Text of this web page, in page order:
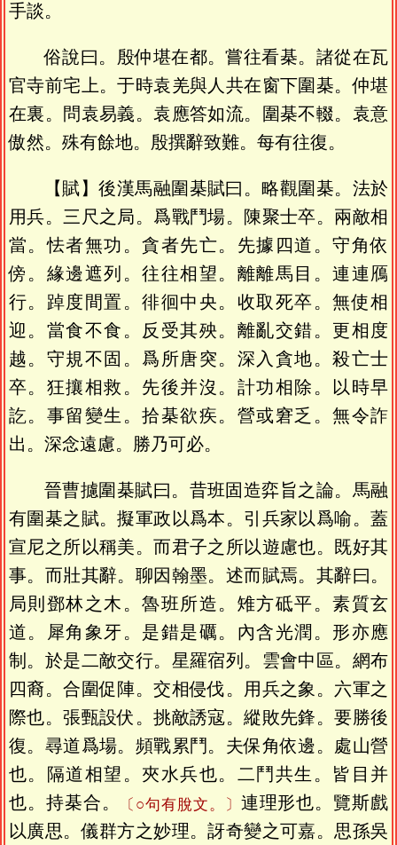
手談。
俗說曰。殷仲堪在都。嘗往看棊。諸從在瓦
官寺前宅上。于時袁羌與人共在窗下圍棊。仲堪
在裏。問袁易義。袁應答如流。圍棊不輟。袁意
傲然。殊有餘地。殷撰辭致難。每有往復。
【賦】後漢馬融圍棊賦曰。略觀圍棊。法於
用兵。三尺之局。爲戰鬥場。陳聚士卒。兩敵相
當。怯者無功。貪者先亡。先據四道。守角依
傍。緣邊遮列。往往相望。離離馬目。連連鴈
行。踔度間置。徘徊中央。收取死卒。無使相
迎。當食不食。反受其殃。離亂交錯。更相度
越。守規不固。爲所唐突。深入貪地。殺亡士
卒。狂攘相救。先後并沒。計功相除。以時早
訖。事留變生。拾棊欲疾。營或窘乏。無令詐
出。深念遠慮。勝乃可必。
晉曹攄圍棊賦曰。昔班固造弈旨之論。馬融
有圍棊之賦。擬軍政以爲本。引兵家以爲喻。蓋
宣尼之所以稱美。而君子之所以遊慮也。既好其
事。而壯其辭。聊因翰墨。述而賦焉。其辭曰。
局則鄧林之木。魯班所造。雉方砥平。素質玄
道。犀角象牙。是錯是礪。內含光潤。形亦應
制。於是二敵交行。星羅宿列。雲會中區。網布
四裔。合圍促陣。交相侵伐。用兵之象。六軍之
際也。張甄設伏。挑敵誘寇。縱敗先鋒。要勝後
復。尋道爲場。頻戰累鬥。夫保角依邊。處山營
也。隔道相望。夾水兵也。二鬥共生。皆目并
也。持棊合。
〔○句有脫文。〕 連理形也。覽斯戲
以廣思。儀群方之妙理。訝奇變之可嘉。思孫吳